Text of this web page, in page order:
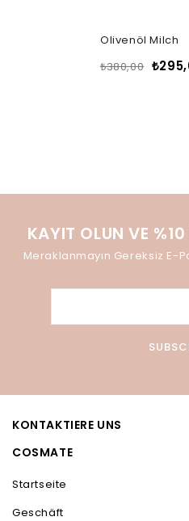
Olivenöl Milch
₺380,00 ₺
KAYIT OLUN VE
Meraklanmayın Gereksiz E-
KONTAKTIERE UNS
COSMATE
Startseite
Geschäft